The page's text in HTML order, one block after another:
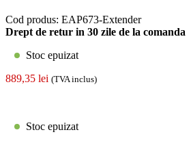
Cod produs: EAP673-Extender
Drept de retur in 30 zile de la comanda
Stoc epuizat
889,35 lei (TVA inclus)
Stoc epuizat